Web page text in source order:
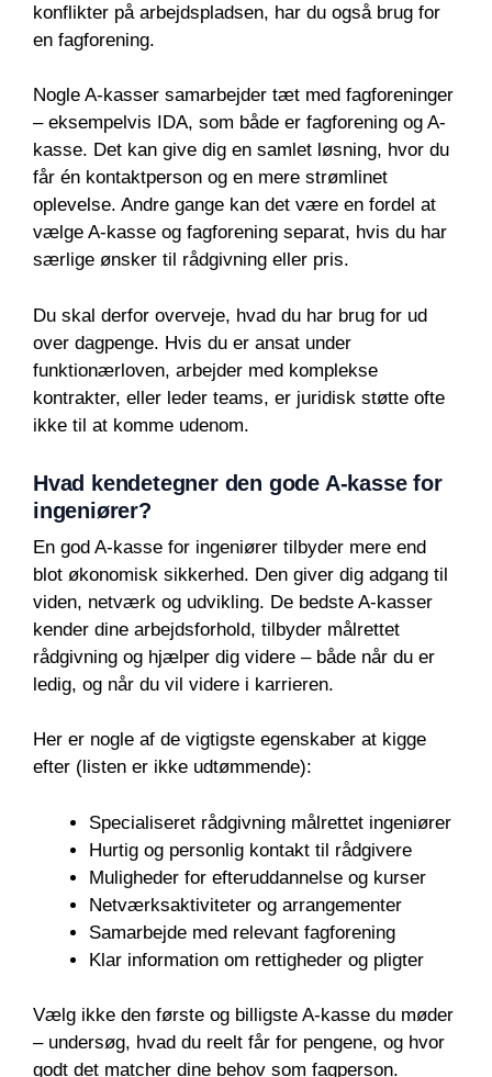
konflikter på arbejdspladsen, har du også brug for
en fagforening.
Nogle A-kasser samarbejder tæt med fagforeninger
– eksempelvis IDA, som både er fagforening og A-
kasse. Det kan give dig en samlet løsning, hvor du
får én kontaktperson og en mere strømlinet
oplevelse. Andre gange kan det være en fordel at
vælge A-kasse og fagforening separat, hvis du har
særlige ønsker til rådgivning eller pris.
Du skal derfor overveje, hvad du har brug for ud
over dagpenge. Hvis du er ansat under
funktionærloven, arbejder med komplekse
kontrakter, eller leder teams, er juridisk støtte ofte
ikke til at komme udenom.
Hvad kendetegner den gode A-kasse for
ingeniører?
En god A-kasse for ingeniører tilbyder mere end
blot økonomisk sikkerhed. Den giver dig adgang til
viden, netværk og udvikling. De bedste A-kasser
kender dine arbejdsforhold, tilbyder målrettet
rådgivning og hjælper dig videre – både når du er
ledig, og når du vil videre i karrieren.
Her er nogle af de vigtigste egenskaber at kigge
efter (listen er ikke udtømmende):
Specialiseret rådgivning målrettet ingeniører
Hurtig og personlig kontakt til rådgivere
Muligheder for efteruddannelse og kurser
Netværksaktiviteter og arrangementer
Samarbejde med relevant fagforening
Klar information om rettigheder og pligter
Vælg ikke den første og billigste A-kasse du møder
– undersøg, hvad du reelt får for pengene, og hvor
godt det matcher dine behov som fagperson.